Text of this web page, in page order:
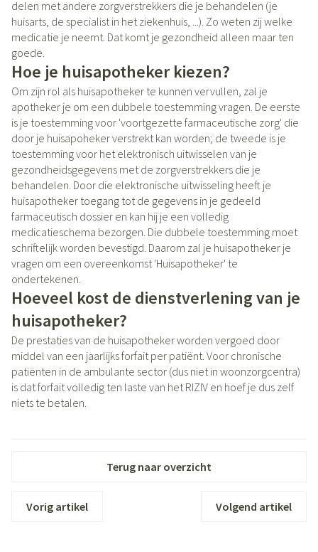
delen met andere zorgverstrekkers die je behandelen (je
huisarts, de specialist in het ziekenhuis, ...). Zo weten zij welke
medicatie je neemt. Dat komt je gezondheid alleen maar ten
goede.
Hoe je huisapotheker kiezen?
Om zijn rol als huisapotheker te kunnen vervullen, zal je
apotheker je om een dubbele toestemming vragen. De eerste
is je toestemming voor 'voortgezette farmaceutische zorg' die
door je huisapoheker verstrekt kan worden; de tweede is je
toestemming voor het elektronisch uitwisselen van je
gezondheidsgegevens met de zorgverstrekkers die je
behandelen. Door die elektronische uitwisseling heeft je
huisapotheker toegang tot de gegevens in je gedeeld
farmaceutisch dossier en kan hij je een volledig
medicatieschema bezorgen. Die dubbele toestemming moet
schriftelijk worden bevestigd. Daarom zal je huisapotheker je
vragen om een overeenkomst 'Huisapotheker' te
ondertekenen.
Hoeveel kost de dienstverlening van je
huisapotheker?
De prestaties van de huisapotheker worden vergoed door
middel van een jaarlijks forfait per patiënt. Voor chronische
patiënten in de ambulante sector (dus niet in woonzorgcentra)
is dat forfait volledig ten laste van het RIZIV en hoef je dus zelf
niets te betalen.
Terug naar overzicht
Vorig artikel Volgend artikel